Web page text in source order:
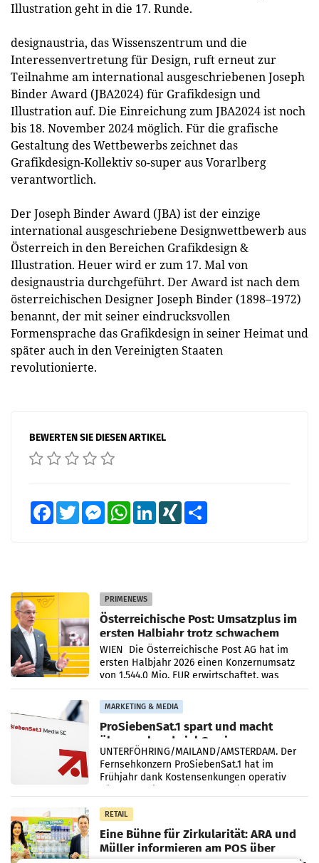
Illustration geht in die 17. Runde.
designaustria, das Wissenszentrum und die
Interessenvertretung für Design, ruft erneut zur
Teilnahme am international ausgeschriebenen Joseph
Binder Award (JBA2024) für Grafikdesign und
Illustration auf. Die Einreichung zum JBA2024 ist noch
bis 18. November 2024 möglich. Für die grafische
Gestaltung des Wettbewerbs zeichnet das
Grafikdesign-Kollektiv so-super aus Vorarlberg
verantwortlich.
Der Joseph Binder Award (JBA) ist der einzige
international ausgeschriebene Designwettbewerb aus
Österreich in den Bereichen Grafikdesign &
Illustration. Heuer wird er zum 17. Mal von
designaustria durchgeführt. Der Award ist nach dem
österreichischen Designer Joseph Binder (1898–1972)
benannt, der mit seiner eindrucksvollen
Formensprache das Grafikdesign in seiner Heimat und
später auch in den Vereinigten Staaten
revolutionierte.
BEWERTEN SIE DIESEN ARTIKEL
FacebookTwitter MessengerWhatsAppLinkedInXING
PRIMENEWS
Österreichische Post: Umsatzplus im
ersten Halbjahr trotz schwachem
Briefgeschäft
WIEN Die Österreichische Post AG hat im
ersten Halbjahr 2026 einen Konzernumsatz
von 1.544,0 Mio. EUR erwirtschaftet, was
einem Plus von 3,8 Prozent gegenüber dem
Vergleichszeitraum
MARKETING & MEDIA
ProSiebenSat.1 spart und macht
überraschend viel Gewinn
UNTERFÖHRING/MAILAND/AMSTERDAM. Der
Fernsehkonzern ProSiebenSat.1 hat im
Frühjahr dank Kostensenkungen operativ
RETAIL
Eine Bühne für Zirkularität: ARA und
Müller informieren am POS über